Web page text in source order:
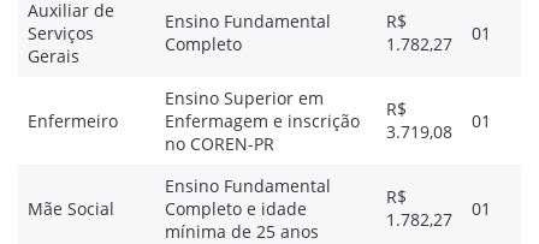
Auxiliar de
Serviços
Gerais
Ensino Fundamental
Completo
R$
1.782,27
01
Enfermeiro
Ensino Superior em
Enfermagem e inscrição
no COREN-PR
R$
3.719,08
01
Mãe Social
Ensino Fundamental
Completo e idade
mínima de 25 anos
R$
1.782,27
01